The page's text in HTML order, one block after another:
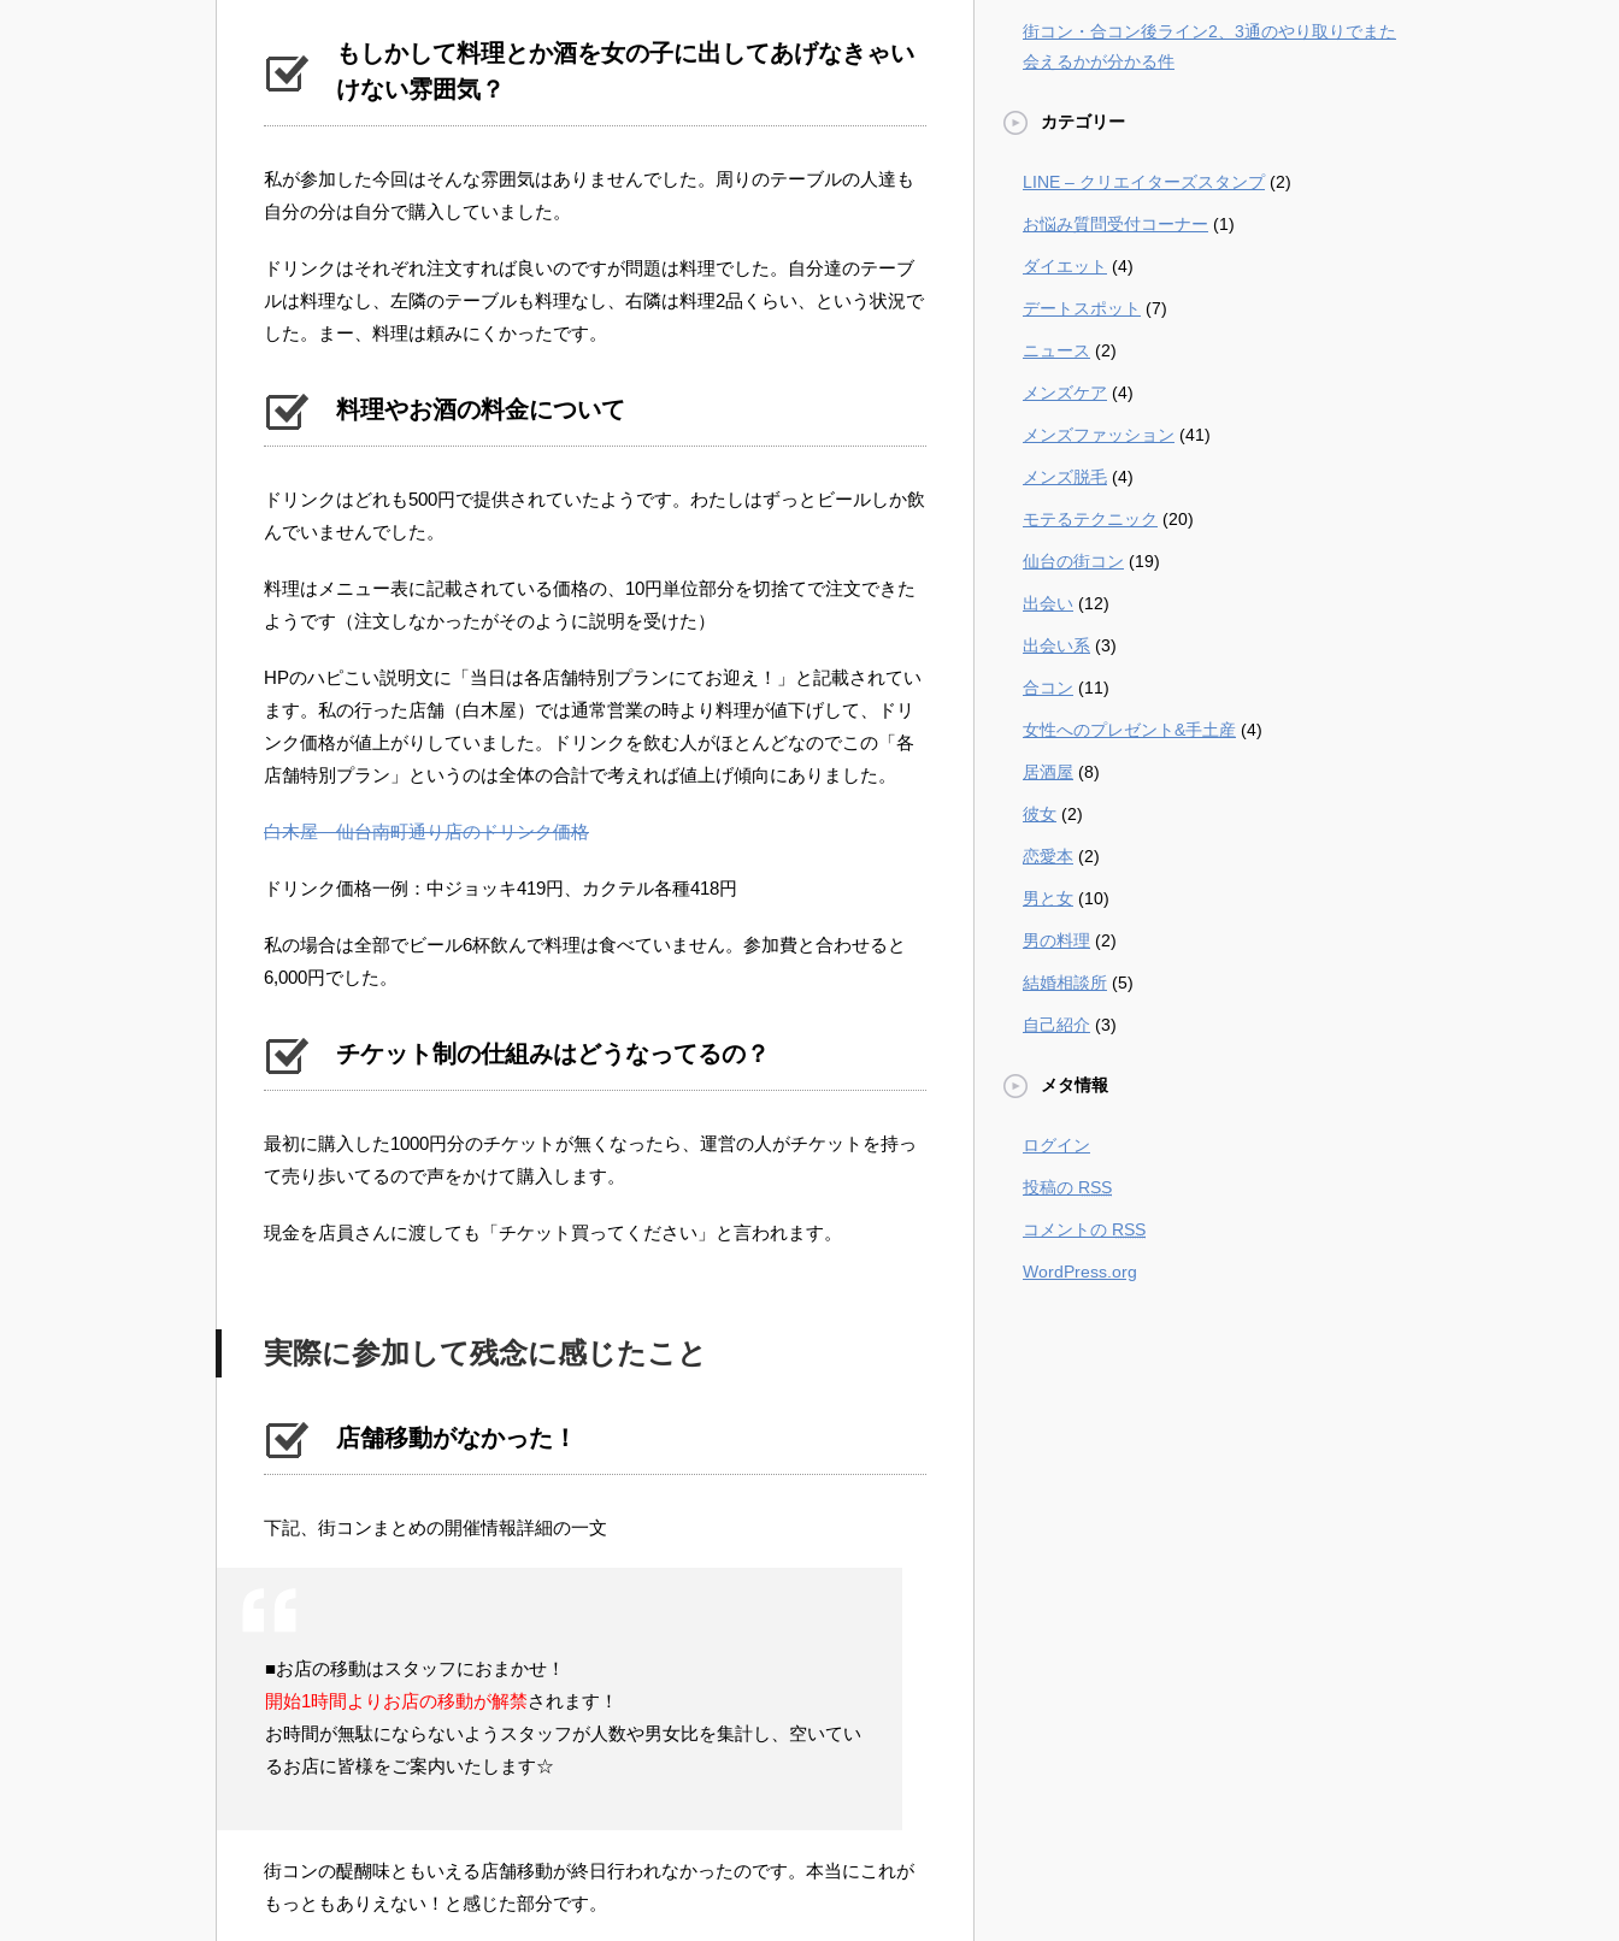
もしかして料理とか酒を女の子に出してあげなきゃい
けない雰囲気？
私が参加した今回はそんな雰囲気はありませんでした。周りのテーブルの人達も
自分の分は自分で購入していました。
ドリンクはそれぞれ注文すれば良いのですが問題は料理でした。自分達のテーブ
ルは料理なし、左隣のテーブルも料理なし、右隣は料理2品くらい、という状況で
した。まー、料理は頼みにくかったです。
料理やお酒の料金について
ドリンクはどれも500円で提供されていたようです。わたしはずっとビールしか飲
んでいませんでした。
料理はメニュー表に記載されている価格の、10円単位部分を切捨てで注文できた
ようです（注文しなかったがそのように説明を受けた）
HPのハピこい説明文に「当日は各店舗特別プランにてお迎え！」と記載されてい
ます。私の行った店舗（白木屋）では通常営業の時より料理が値下げして、ドリ
ンク価格が値上がりしていました。ドリンクを飲む人がほとんどなのでこの「各
店舗特別プラン」というのは全体の合計で考えれば値上げ傾向にありました。
白木屋 仙台南町通り店のドリンク価格
ドリンク価格一例：中ジョッキ419円、カクテル各種418円
私の場合は全部でビール6杯飲んで料理は食べていません。参加費と合わせると
6,000円でした。
チケット制の仕組みはどうなってるの？
最初に購入した1000円分のチケットが無くなったら、運営の人がチケットを持っ
て売り歩いてるので声をかけて購入します。
現金を店員さんに渡しても「チケット買ってください」と言われます。
実際に参加して残念に感じたこと
店舗移動がなかった！
下記、街コンまとめの開催情報詳細の一文
■お店の移動はスタッフにおまかせ！
開始1時間よりお店の移動が解禁されます！
お時間が無駄にならないようスタッフが人数や男女比を集計し、空いてい
るお店に皆様をご案内いたします☆
街コンの醍醐味ともいえる店舗移動が終日行われなかったのです。本当にこれが
もっともありえない！と感じた部分です。
街コン・合コン後ライン2、3通のやり取りでまた
会えるかが分かる件
カテゴリー
LINE – クリエイターズスタンプ(2)
お悩み質問受付コーナー (1)
ダイエット (4)
デートスポット (7)
ニュース (2)
メンズケア (4)
メンズファッション (41)
メンズ脱毛 (4)
モテるテクニック (20)
仙台の街コン (19)
出会い (12)
出会い系 (3)
合コン (11)
女性へのプレゼント&手土産 (4)
居酒屋 (8)
彼女 (2)
恋愛本 (2)
男と女 (10)
男の料理 (2)
結婚相談所 (5)
自己紹介 (3)
メタ情報
ログイン
投稿の RSS
コメントの RSS
WordPress.org